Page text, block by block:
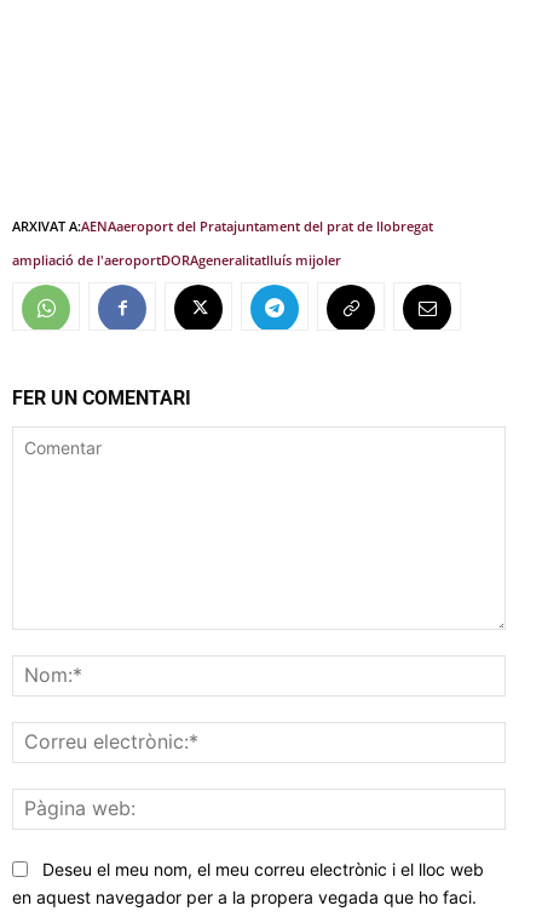
ARXIVAT A:AENAaeroport del Pratajuntament del prat de llobregat
ampliació de l'aeroportDORAgeneralitatlluís mijoler
FER UN COMENTARI
web:
Deseu el meu nom, el meu correu electrònic i el lloc web
en aquest navegador per a la propera vegada que ho faci.